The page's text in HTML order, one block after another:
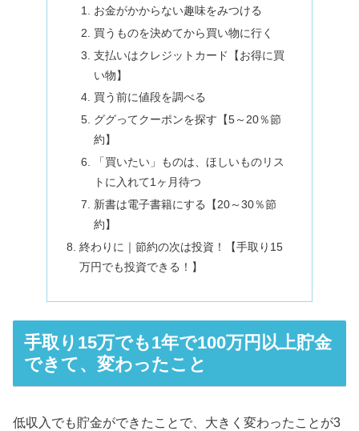
お金がかからない趣味をみつける
買うものを決めてから買い物に行く
支払いはクレジットカード【お得に買
い物】
買う前に値段を調べる
ググってクーポンを探す【5～20％節
約】
「買いたい」ものは、ほしいものリス
トに入れて1ヶ月待つ
新書は電子書籍にする【20～30％節
約】
終わりに｜節約の次は投資！【手取り15
万円でも投資できる！】
手取り15万でも1年で100万円以上貯金
できて、変わったこと
低収入でも貯金ができたことで、大きく変わったことが3